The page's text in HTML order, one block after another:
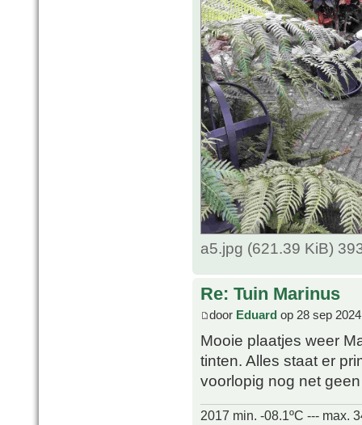
a5.jpg (621.39 KiB)
Re: Tuin Marinus
door Eduard op 28 sep
Mooie plaatjes weer
tinten. Alles staat er
voorlopig nog net
2017 min. -08.1ºC --- max.